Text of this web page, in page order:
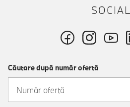
SOCIAL
Căutare după număr ofertă